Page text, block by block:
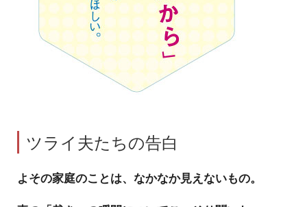
ツライ夫たちの告白
よその家庭のことは、なかなか見えないもの。